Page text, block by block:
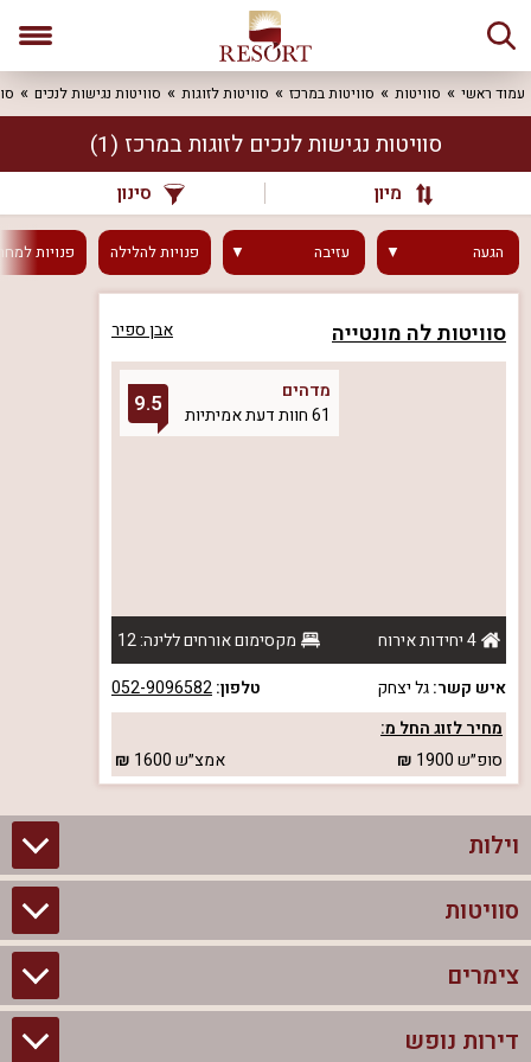
עמוד ראשי סוויטות סוויטות במרכז סוויטות לזוגות סוויטות נגישות לנכים
סוויטות נגישות לנכים לזוגות במרכז (1)
מיון סינון
הגעה עזיבה פנויותלהלילה פנויות
סוויטות לה מונטייה אבן ספיר
מדהים
61 חוות דעת אמיתיות
9.5
4 יחידות אירוח
מקסימום אורחים ללינה: 12
איש קשר:גל יצחק טלפון:052-9096582
מחיר לזוג החל מ:
סופ״ש1900 אמצ״ש1600
וילות
וילות בצפון
וילות להשכרה
סוויטות
סוויטות בצפון
צימרים לזוגות עם בריכה פרטית
צימרים
צימרים בצפון
דירות נופש